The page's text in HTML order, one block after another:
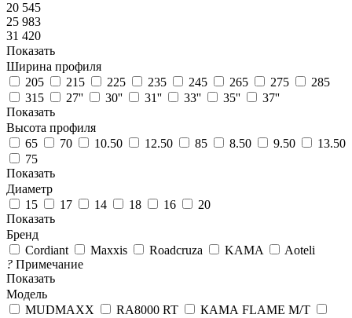
20 545
25 983
31 420
Показать
Ширина профиля
205
215 225 235 245 265 275
285
315
27'' 30'' 31'' 33'' 35''
37''
Показать
Высота профиля
65
70 10.50 12.50 85 8.50 9.50
13.50
75
Показать
Диаметр
15
17 14 18 16
20
Показать
Бренд
Cordiant
Maxxis Roadcruza KAMA
Aoteli
? Примечание
Показать
Модель
MUDMAXX
RA8000 RT
КАМА FLAME M/T